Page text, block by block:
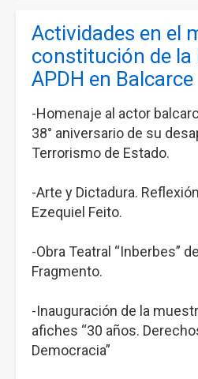
Itinerante
de
Afiches
"30
años.
Derechos
Humanos
en
Actividades en el
constitución de la
APDH en Balcarce
-Homenaje al actor
38° aniversario de su
Terrorismo de Estado.
-Arte y Dictadura.
Ezequiel Feito.
-Obra Teatral “Inberbes”
Fragmento.
-Inauguración de la
afiches “30 años.
Democracia”